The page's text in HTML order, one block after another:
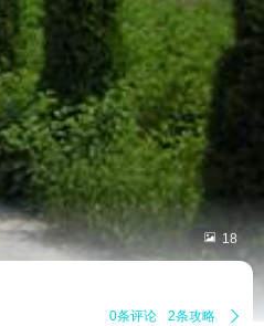
 18
0条评论 2条攻略 